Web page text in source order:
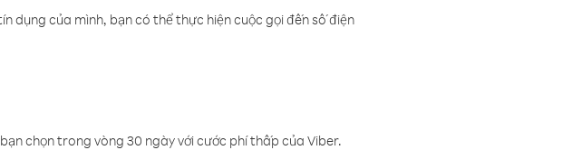
dụng của mình, bạn có thể thực hiện cuộc gọi đến số điện
chọn trong vòng 30 ngày với cước phí thấp của Viber.